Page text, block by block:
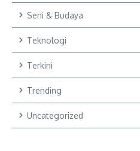
Seni & Budaya
Teknologi
Terkini
Trending
Uncategorized